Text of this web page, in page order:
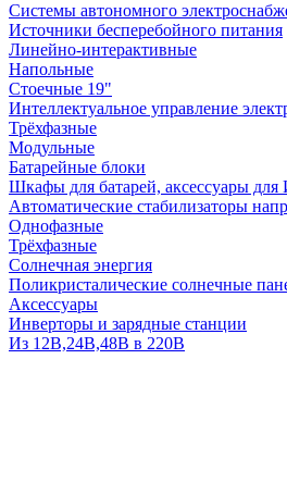
Системы автономного
Источники бесперебойного питания
Линейно-интерактивные
Напольные
Стоечные 19"
Интеллектуальное управление
Трёхфазные
Модульные
Батарейные блоки
Шкафы для батарей, аксессуары
Автоматические стабилизаторы
Однофазные
Трёхфазные
Солнечная энергия
Поликристалические солнечные
Аксессуары
Инверторы и зарядные станции
Из 12В,24В,48В в 220В